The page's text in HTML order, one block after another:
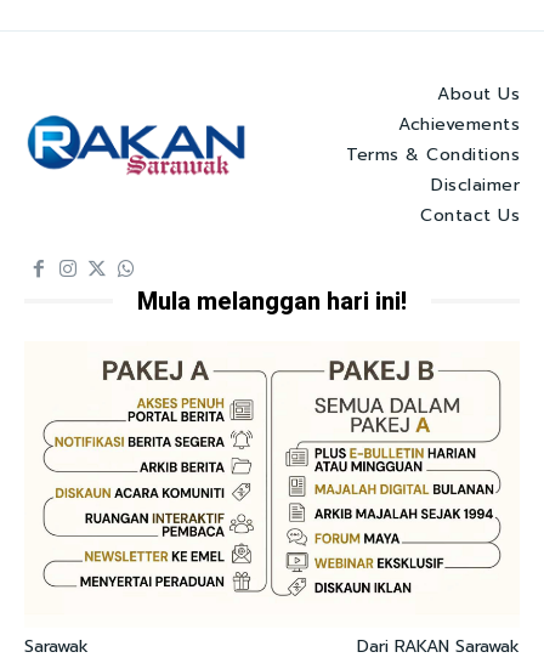
About Us
Achievements
Terms & Conditions
Disclaimer
Contact Us
Mula melanggan hari ini!
Sarawak Dari RAKAN Sarawak